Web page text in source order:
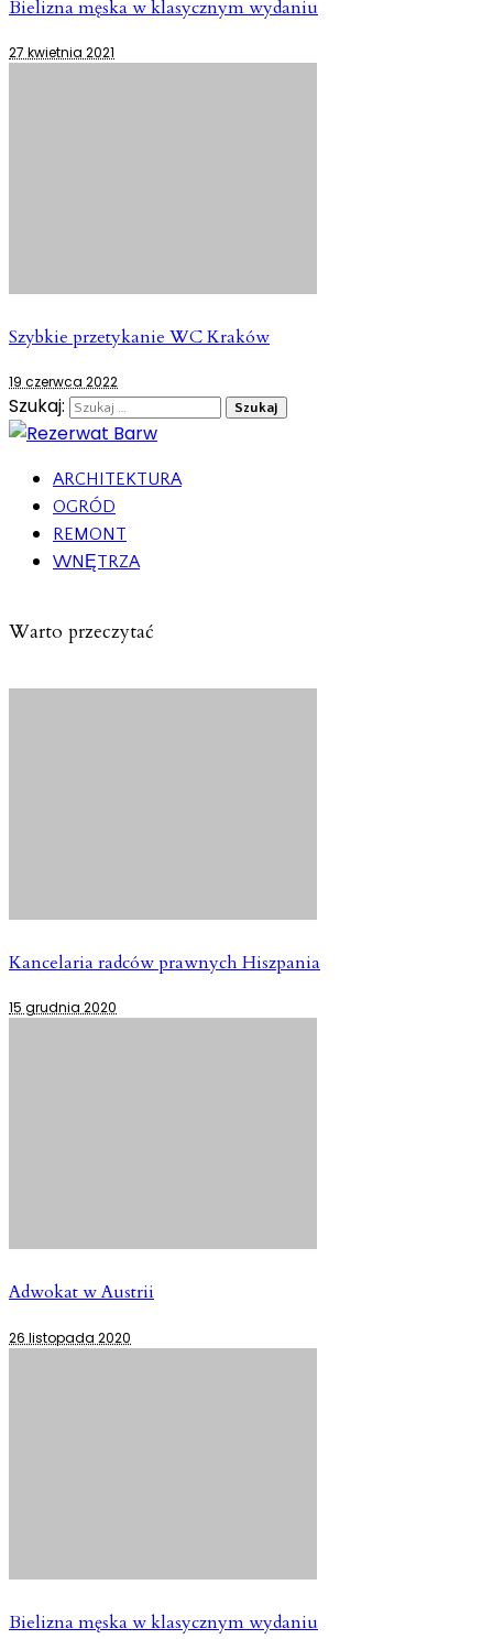
Bielizna męska w klasycznym wydaniu
27 kwietnia 2021
Szybkie przetykanie WC Kraków
19 czerwca 2022
Szukaj:
ARCHITEKTURA
OGRÓD
REMONT
WNĘTRZA
Warto przeczytać
Kancelaria radców prawnych Hiszpania
15 grudnia 2020
Adwokat w Austrii
26 listopada 2020
Bielizna męska w klasycznym wydaniu